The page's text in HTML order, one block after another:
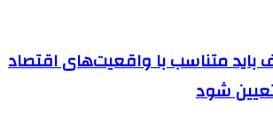
باید متناسب با واقعیت‌های اقتصاد
شود